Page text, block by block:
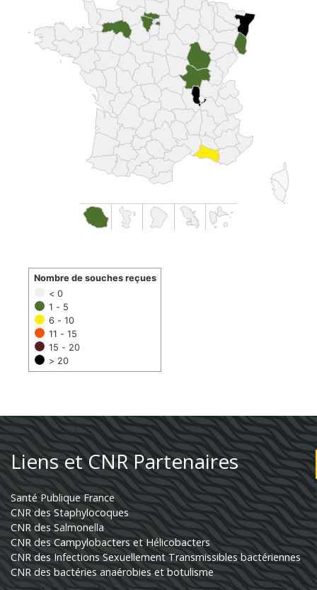
< 0
1 - 5
6 - 10
11 - 15
15 - 20
> 20
Nombre de souches reçues
Liens et CNR Partenaires
Santé Publique France
CNR des Staphylocoques
CNR des Salmonella
CNR des Campylobacters et Hélicobacters
CNR des Infections Sexuellement Transmissibles bactériennes
CNR des bactéries anaérobies et botulisme